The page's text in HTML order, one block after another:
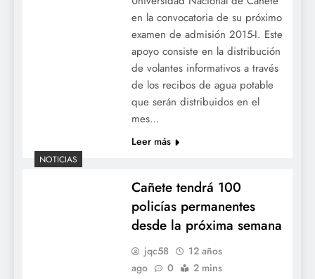
en la convocatoria de su próximo
examen de admisión 2015-I. Este
apoyo consiste en la distribución
de volantes informativos a través
de los recibos de agua potable
que serán distribuidos en el
mes…
Leer más
NOTICIAS
Cañete tendrá 100
policías permanentes
desde la próxima semana
jqc58
12 años
ago
0 2 mins